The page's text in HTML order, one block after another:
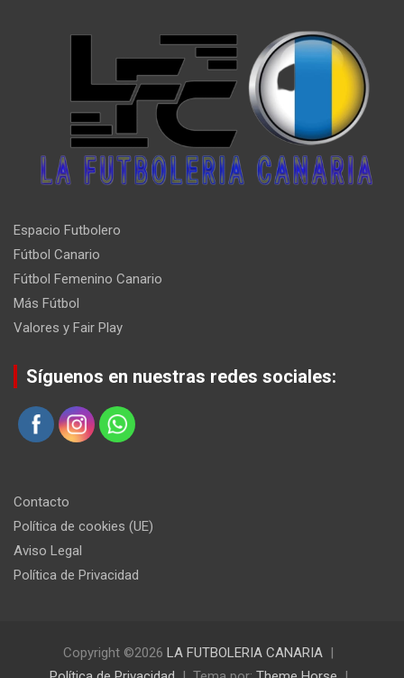
Espacio Futbolero
Fútbol Canario
Fútbol Femenino Canario
Más Fútbol
Valores y Fair Play
Síguenos en nuestras redes sociales:
Contacto
Política de cookies (UE)
Aviso Legal
Política de Privacidad
Copyright ©2026 LA FUTBOLERIA CANARIA